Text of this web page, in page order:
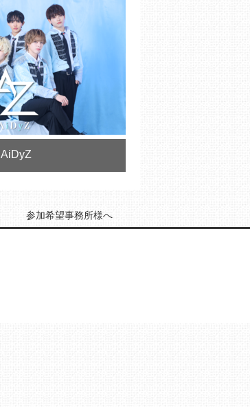
AiDyZ
参加希望事務所様へ